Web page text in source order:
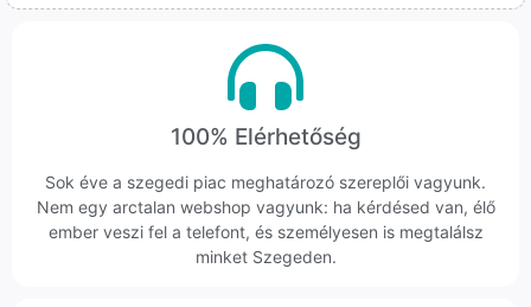
100% Elérhetőség
Sok éve a szegedi piac meghatározó szereplői vagyunk.
Nem egy arctalan webshop vagyunk: ha kérdésed van, élő
ember veszi fel a telefont, és személyesen is megtalálsz
minket Szegeden.